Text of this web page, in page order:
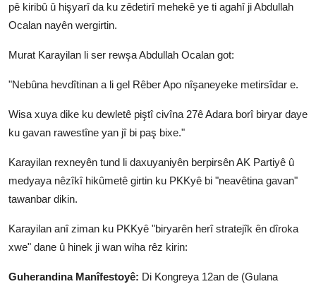
pê kiribû û hişyarî da ku zêdetirî mehekê ye ti agahî ji Abdullah
Ocalan nayên wergirtin.
Murat Karayilan li ser rewşa Abdullah Ocalan got:
"Nebûna hevdîtinan a li gel Rêber Apo nîşaneyeke metirsîdar e.
Wisa xuya dike ku dewletê piştî civîna 27ê Adara borî biryar daye
ku gavan rawestîne yan jî bi paş bixe."
Karayilan rexneyên tund li daxuyaniyên berpirsên AK Partiyê û
medyaya nêzîkî hikûmetê girtin ku PKKyê bi "neavêtina gavan"
tawanbar dikin.
Karayilan anî ziman ku PKKyê "biryarên herî stratejîk ên dîroka
xwe" dane û hinek ji wan wiha rêz kirin:
Guherandina Manîfestoyê: Di Kongreya 12an de (Gulana